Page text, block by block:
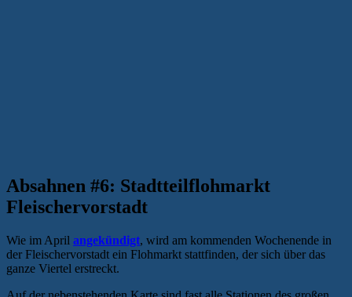
Absahnen #6: Stadtteilflohmarkt
Fleischervorstadt
Wie im April angekündigt, wird am kommenden Wochenende in
der Fleischervorstadt ein Flohmarkt stattfinden, der sich über das
ganze Viertel erstreckt.